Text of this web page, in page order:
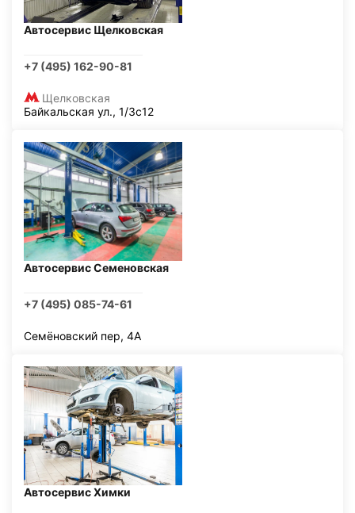
Автосервис Щелковская
+7 (495) 162-90-81
Щелковская
Байкальская ул., 1/3с12
Автосервис Семеновская
+7 (495) 085-74-61
Семёновский пер, 4А
Автосервис Химки